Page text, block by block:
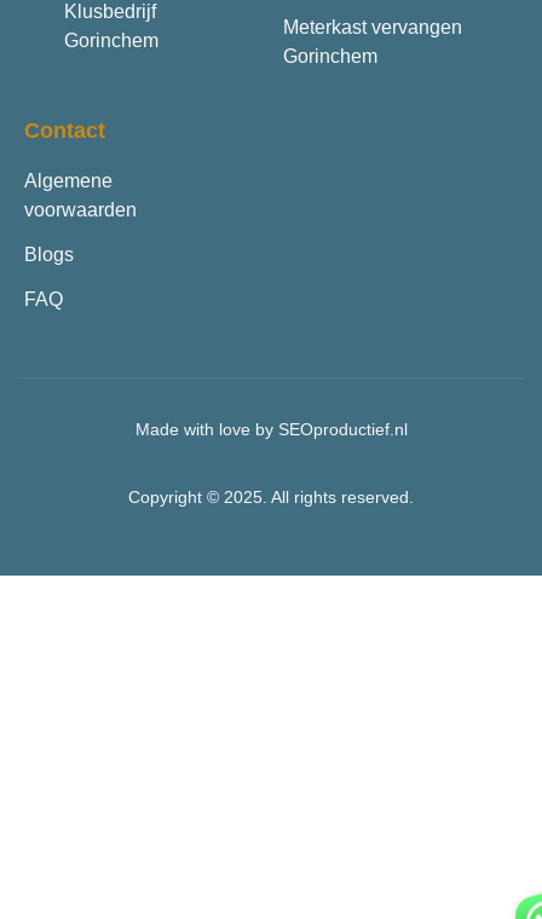
Klusbedrijf
Gorinchem
Meterkast vervangen
Gorinchem
Contact
Algemene
voorwaarden
Blogs
FAQ
Made with love by SEOproductief.nl
Copyright © 2025. All rights reserved.